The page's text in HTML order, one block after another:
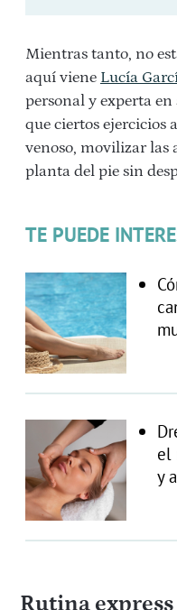
Mientras tanto, no
aquí viene Lucía
personal y experta
que ciertos ejercicios
venoso, movilizar
planta del pie sin
TE PUEDE
el
y
Rutina